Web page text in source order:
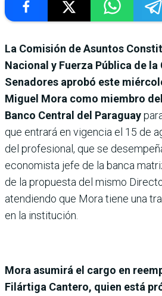
La Comisión de Asuntos
Nacional y Fuerza Pública de la
Senadores aprobó este
Miguel Mora como miembro
Banco Central del Paraguay
que entrará en vigencia el 15 de
del profesional, que se
economista jefe de la banca
de la propuesta del mismo
atendiendo que Mora tiene una
en la institución.
Mora asumirá el cargo en
Filártiga Cantero, quien está